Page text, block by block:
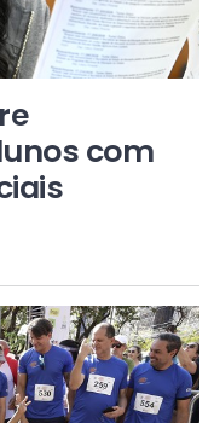
com